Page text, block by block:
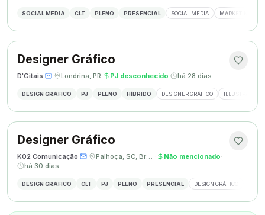
SOCIAL MEDIA CLT PLENO PRESENCIAL SOCIAL MEDIA MARKETING
Designer Gráfico
D'Gitais· · Londrina, PR· PJ desconhecido· há 28 dias
DESIGN GRÁFICO PJ PLENO HÍBRIDO DESIGNER GRÁFICO ILLUSTRATOR
Designer Gráfico
K02 Comunicação· · Palhoça, SC, Brasil · Não mencionado·
há 30 dias
DESIGN GRÁFICO CLT PJ PLENO PRESENCIAL DESIGN GRÁFICO